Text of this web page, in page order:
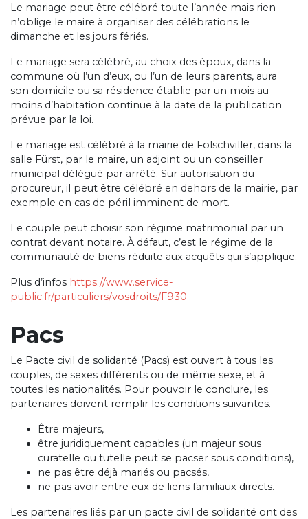
Le mariage peut être célébré toute l’année mais rien
n’oblige le maire à organiser des célébrations le
dimanche et les jours fériés.
Le mariage sera célébré, au choix des époux, dans la
commune où l’un d’eux, ou l’un de leurs parents, aura
son domicile ou sa résidence établie par un mois au
moins d’habitation continue à la date de la publication
prévue par la loi.
Le mariage est célébré à la mairie de Folschviller, dans la
salle Fürst, par le maire, un adjoint ou un conseiller
municipal délégué par arrêté. Sur autorisation du
procureur, il peut être célébré en dehors de la mairie, par
exemple en cas de péril imminent de mort.
Le couple peut choisir son régime matrimonial par un
contrat devant notaire. À défaut, c’est le régime de la
communauté de biens réduite aux acquêts qui s’applique.
Plus d’infos https://www.service-
public.fr/particuliers/vosdroits/F930
Pacs
Le Pacte civil de solidarité (Pacs) est ouvert à tous les
couples, de sexes différents ou de même sexe, et à
toutes les nationalités. Pour pouvoir le conclure, les
partenaires doivent remplir les conditions suivantes.
Être majeurs,
être juridiquement capables (un majeur sous
curatelle ou tutelle peut se pacser sous conditions),
ne pas être déjà mariés ou pacsés,
ne pas avoir entre eux de liens familiaux directs.
Les partenaires liés par un pacte civil de solidarité ont des